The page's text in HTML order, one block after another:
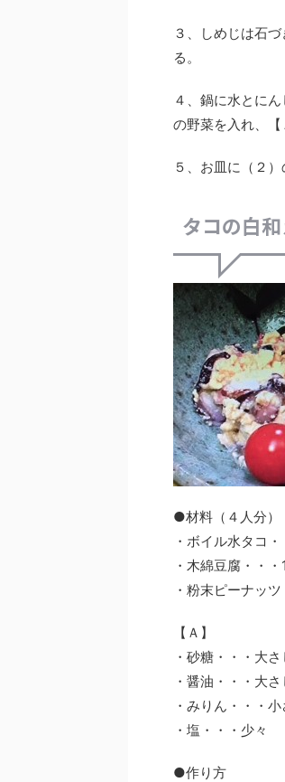
３、しめじは石
る。
４、鍋に水とに
の野菜を入れ、【
５、お皿に（２
タコの白
●材料（４人分）
・ボイル水タコ
・木綿豆腐・・
・粉末ピーナッ
【Ａ】
・砂糖・・・大さ
・醤油・・・大さ
・みりん・・・小
・塩・・・少々
●作り方